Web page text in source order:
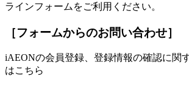
ラインフォームをご利用ください。
［フォームからのお問い合わせ］
iAEONの会員登録、登録情報の確認に関
はこちら